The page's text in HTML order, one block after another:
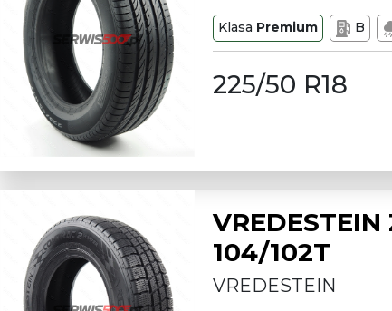
Klasa Premium B
225/50 R18
104/102T
VREDESTEIN